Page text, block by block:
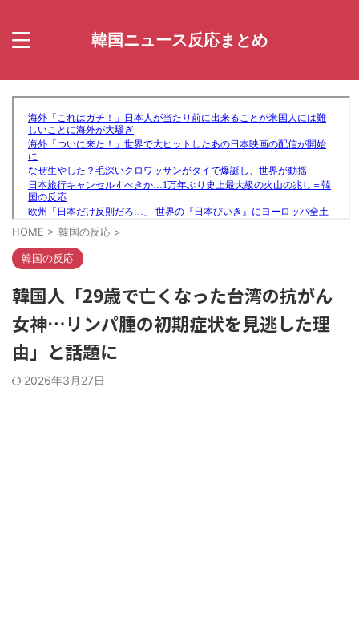
韓国ニュース反応まとめ
HOME > 韓国の反応 >
韓国の反応
韓国人「29歳で亡くなった台湾の抗がん
女神…リンパ腫の初期症状を見逃した理
由」と話題に
2026年3月27日